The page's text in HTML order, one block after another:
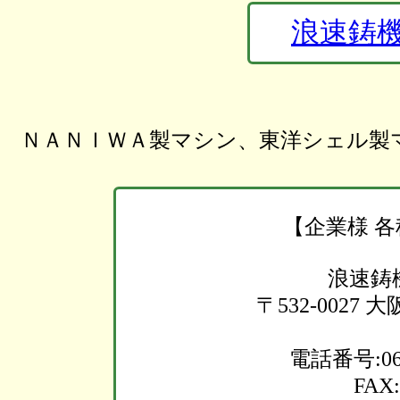
浪速鋳
ＮＡＮＩＷＡ製マシン、東洋シェル
【企業様
浪速鋳
〒532-0027 大
電話番号